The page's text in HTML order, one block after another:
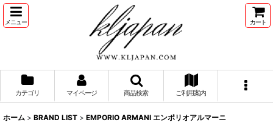
メニュー カート
カテゴリ マイページ 商品検索 ご利用案内
ホーム > BRAND LIST > EMPORIO ARMANI エンポリオアルマーニ